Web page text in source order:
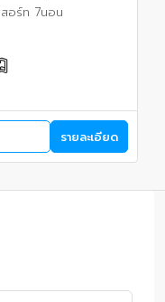
สอร์ท 7นอน
รายละเอียด